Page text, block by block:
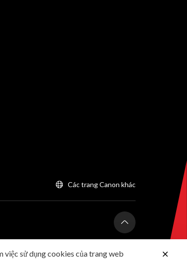
Các trang Canon khác
việc sử dụng cookies của trang web